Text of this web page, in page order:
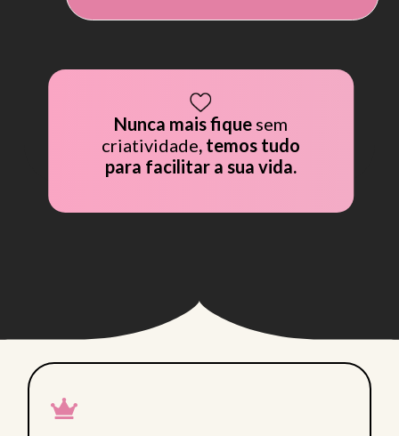
Nunca mais fique sem
criatividade, temos tudo
para facilitar a sua vida.
CLUB • CLUB •
• CLUB • CLUB •